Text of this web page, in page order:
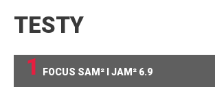
TESTY
1
FOCUS SAM² I JAM² 6.9